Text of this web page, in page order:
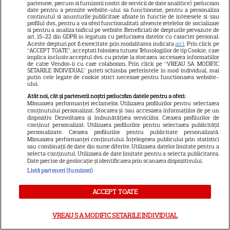
NUMĂRUL CURENT
ABONEAZA-TE LA REVISTĂ
Libertatea
Libertatea pentru femei
GSP
Știri mondene
Avantaje
Elle
Unica
partenere, precum si furnizorii nostri de servicii de date analitice) prelucram
date pentru a permite website-ului sa functioneze, pentru a personaliza
continutul si anunturile publicitare afisate in functie de interesele si/sau
profilul dvs., pentru a va oferi functionalitati aferente retelelor de socializare
si pentru a analiza traficul pe website. Beneficiati de drepturile prevazute de
art. 15-22 din GDPR in legatura cu prelucrarea datelor cu caracter personal.
Aceste drepturi pot fi exercitate prin modalitatea indicataaici. Prin click pe
“ACCEPT TOATE”, acceptati folosirea tuturor Tehnologiilor de tip Cookie, care
implica inclusiv acceptul dvs. cu privire la stocarea/accesarea informatiilor
de catre Vendor-ii cu care colaboram. Prin click pe “VREAU SA MODIFIC
SETARILE INDIVIDUAL” puteti schimba preferintele in mod individual, mai
putin cele legate de cookie strict necesare pentru functionarea website-
ului.
Atât noi, cât și partenerii noștri prelucrăm datele pentru a oferi:
Măsurarea performanței reclamelor. Utilizarea profilurilor pentru selectarea
conținutului personalizat. Stocarea și/sau accesarea informațiilor de pe un
dispozitiv. Dezvoltarea și îmbunătățirea serviciilor. Crearea profilurilor de
conținut personalizat. Utilizarea profilurilor pentru selectarea publicității
personalizate. Crearea profilurilor pentru publicitate personalizată.
Măsurarea performanței conținutului. Înțelegerea publicului prin statistici
sau combinații de date din surse diferite. Utilizarea datelor limitate pentru a
selecta conținutul. Utilizarea de date limitate pentru a selecta publicitatea.
Date precise de geolocație și identificarea prin scanarea dispozitivului.
Listă parteneri (furnizori)
ACCEPT TOATE
VREAU SA MODIFIC SETARILE INDIVIDUAL